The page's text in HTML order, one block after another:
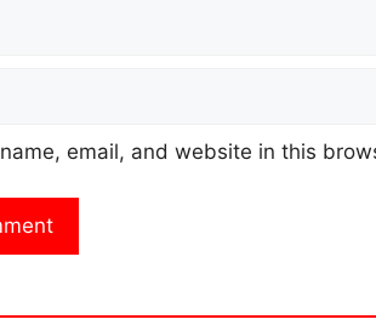
email, and website in this